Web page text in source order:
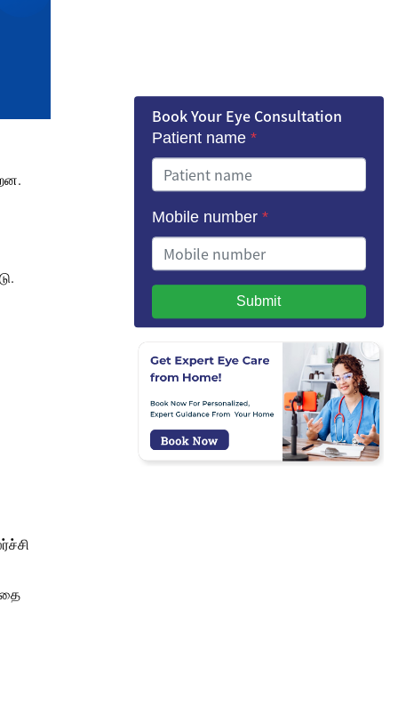
Book Your Eye Consultation
Patient name *
Mobile number *
Submit